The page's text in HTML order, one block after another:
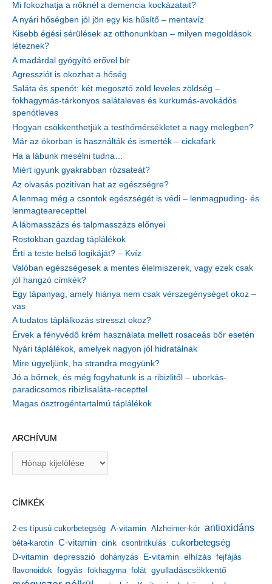
Mi fokozhatja a nőknél a demencia kockázatait?
A nyári hőségben jól jön egy kis hűsítő – mentavíz
Kisebb égési sérülések az otthonunkban – milyen megoldások
léteznek?
A madárdal gyógyító erővel bír
Agressziót is okozhat a hőség
Saláta és spenót: két megosztó zöld leveles zöldség –
fokhagymás-tárkonyos salátaleves és kurkumás-avokádós
spenótleves
Hogyan csökkenthetjük a testhőmérsékletet a nagy melegben?
Már az ókorban is használták és ismerték – cickafark
Ha a lábunk mesélni tudna…
Miért igyunk gyakrabban rózsateát?
Az olvasás pozitívan hat az egészségre?
A lenmag még a csontok egészségét is védi – lenmagpuding- és
lenmagtearecepttel
A lábmasszázs és talpmasszázs előnyei
Rostokban gazdag táplálékok
Érti a teste belső logikáját? – Kvíz
Valóban egészségesek a mentes élelmiszerek, vagy ezek csak
jól hangzó címkék?
Egy tápanyag, amely hiánya nem csak vérszegénységet okoz –
vas
A tudatos táplálkozás stresszt okoz?
Érvek a fényvédő krém használata mellett rosaceás bőr esetén
Nyári táplálékok, amelyek nagyon jól hidratálnak
Mire ügyeljünk, ha strandra megyünk?
Jó a bőrnek, és még fogyhatunk is a ribizlitől – uborkás-
paradicsomos ribizlisaláta-recepttel
Magas ösztrogéntartalmú táplálékok
ARCHÍVUM
í
u
m
CÍMKÉK
2-es típusú cukorbetegség A-vitamin Alzheimer-kór antioxidáns
béta-karotin C-vitamin cink csontritkulás cukorbetegség
D-vitamin depresszió dohányzás E-vitamin elhízás fejfájás
flavonoidok fogyás fokhagyma folát gyulladáscsökkentő